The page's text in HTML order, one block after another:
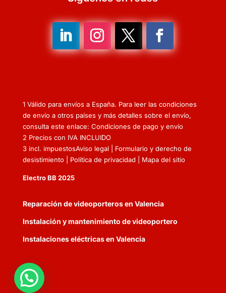
1 Válido para envíos a España. Para leer las condiciones
de envío a otros países y más detalles sobre el envío,
consulta este enlace: Condiciones de pago y envío
2 Precios con IVA INCLUIDO
3 incl. impuestosAviso legal| Formulario y derecho de
desistimiento| Política de privacidad Mapa del sitio
Electro BB 2025
Reparación de videoporteros en Valencia
Instalación y mantenimiento de videoportero
Instalaciones eléctricas en Valencia